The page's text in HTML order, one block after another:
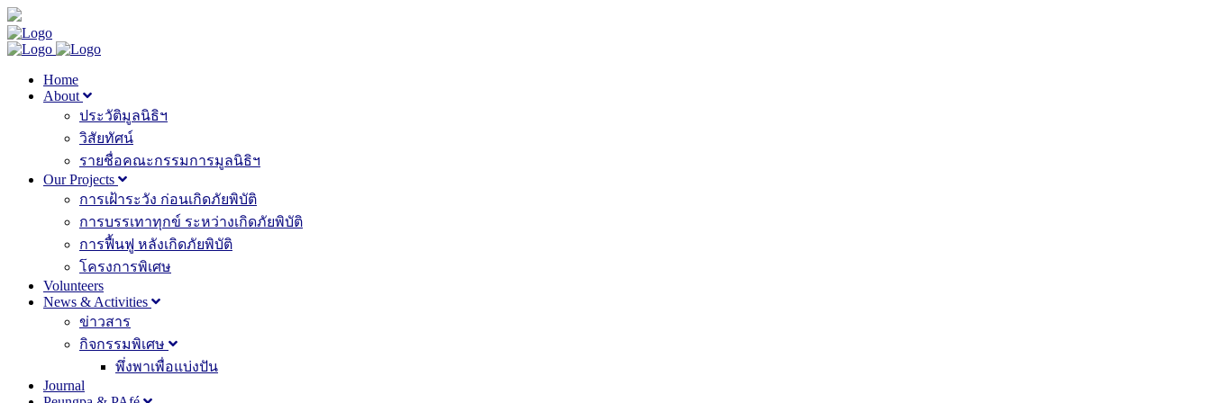
Home
About
ประวัติมูลนิธิฯ
วิสัยทัศน์
รายชื่อคณะกรรมการมูลนิธิฯ
Our Projects
การเฝ้าระวัง ก่อนเกิดภัยพิบัติ
การบรรเทาทุกข์ ระหว่างเกิดภัยพิบัติ
การฟื้นฟู หลังเกิดภัยพิบัติ
โครงการพิเศษ
Volunteers
News & Activities
ข่าวสาร
กิจกรรมพิเศษ
พึ่งพาเพื่อแบ่งปัน
Journal